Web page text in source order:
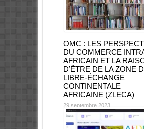
OMC : LES
DU COMMERCE
AFRICAIN ET LA
D’ÊTRE DE LA ZONE
LIBRE-ÉCHANGE
CONTINENTALE
AFRICAINE (ZLECA)
29 septembre 2023